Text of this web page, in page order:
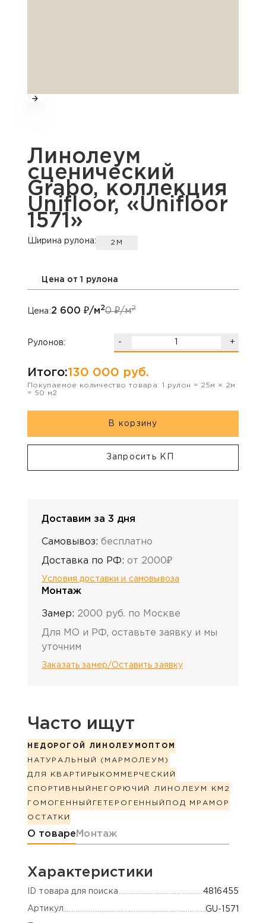
Линолеум
сценический
Grabo, коллекция
Unifloor, «Unifloor
1571»
Ширина рулона: 2М
Цена от 1 рулона
Цена:2 600 ₽/м20₽/м2
Рулонов: - +
Итого:130 000 руб.
Покупаемое количество товара: 1 рулон = 25м × 2м
= 50 м2
В корзину
Запросить КП
Доставим за 3 дня
Самовывоз: бесплатно
Доставка по РФ: от 2000₽
Условия доставки и самовывоза
Монтаж
Замер: 2000 руб. по Москве
Для МО и РФ, оставьте заявку и мы
уточним
Заказать замер/Оставить заявку
Часто ищут
НЕДОРОГОЙ ЛИНОЛЕУМ ОПТОМ
НАТУРАЛЬНЫЙ (МАРМОЛЕУМ)
ДЛЯ КВАРТИРЫ КОММЕРЧЕСКИЙ
СПОРТИВНЫЙ НЕГОРЮЧИЙ ЛИНОЛЕУМ КМ2
ГОМОГЕННЫЙ ГЕТЕРОГЕННЫЙ ПОД МРАМОР
ОСТАТКИ
Информация о товаре
О товаре Монтаж
Характеристики
ID товара для поиска 4816455
Артикул GU-1571